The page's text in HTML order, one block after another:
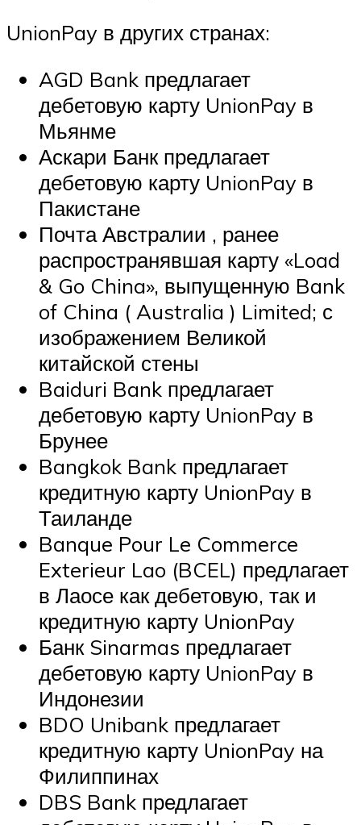
UnionPay в других странах:
AGD Bank предлагает
дебетовую карту UnionPay в
Мьянме
Аскари Банк предлагает
дебетовую карту UnionPay в
Пакистане
Почта Австралии , ранее
распространявшая карту «Load
& Go China», выпущенную Bank
of China ( Australia ) Limited; с
изображением Великой
китайской стены
Baiduri Bank предлагает
дебетовую карту UnionPay в
Брунее
Bangkok Bank предлагает
кредитную карту UnionPay в
Таиланде
Banque Pour Le Commerce
Exterieur Lao (BCEL) предлагает
в Лаосе как дебетовую, так и
кредитную карту UnionPay
Банк Sinarmas предлагает
дебетовую карту UnionPay в
Индонезии
BDO Unibank предлагает
кредитную карту UnionPay на
Филиппинах
DBS Bank предлагает